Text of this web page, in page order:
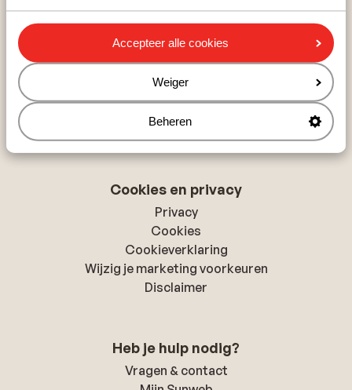
Accepteer alle cookies
Weiger
Beheren
Over Sunweb
Vacatures
Toegankelijkheidsverklaring
Cookies en privacy
Privacy
Cookies
Cookieverklaring
Wijzig je marketing voorkeuren
Disclaimer
Heb je hulp nodig?
Vragen & contact